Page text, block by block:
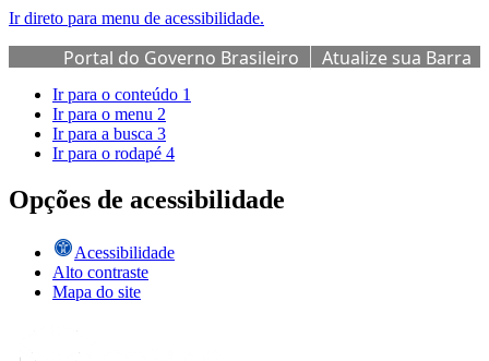
Ir direto para menu de acessibilidade.
Portal do Governo Brasileiro
Atualize sua Barra
de Governo
Ir para o conteúdo 1
Ir para o menu 2
Ir para a busca 3
Ir para o rodapé 4
Opções de acessibilidade
Acessibilidade
Alto contraste
Mapa do site